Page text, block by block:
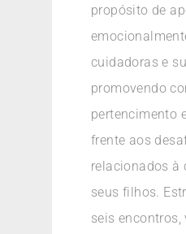
propósito de
cuidadoras e
promovendo
pertencimento
frente aos
relacionados à
seus filhos.
seis encontros,